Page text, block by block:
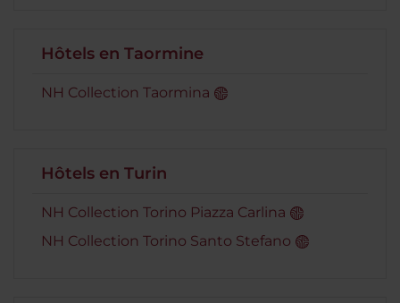
Hôtels en Taormine
NH Collection Taormina
Hôtels en Turin
NH Collection Torino Piazza Carlina
NH Collection Torino Santo Stefano